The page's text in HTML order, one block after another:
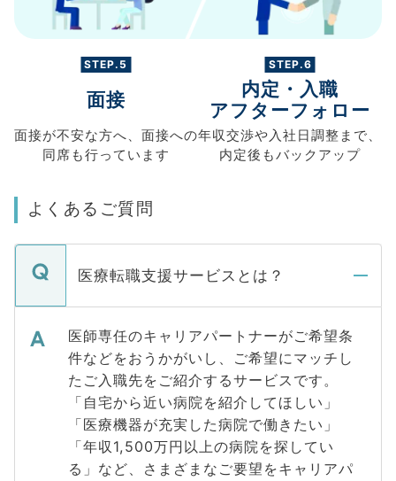
STEP.5
面接
面接が不安な方へ、 面接への
同席も行っています
STEP.6
内定・入職
アフターフォロー
年収交渉や入社日調整まで、
内定後もバックアップ
よくあるご質問
医療転職支援サービスとは？
医師専任のキャリアパートナーがご希望条
件などをおうかがいし、ご希望にマッチし
たご入職先をご紹介するサービスです。
「自宅から近い病院を紹介してほしい」
「医療機器が充実した病院で働きたい」
「年収1,500万円以上の病院を探してい
る」など、さまざまなご要望をキャリアパ